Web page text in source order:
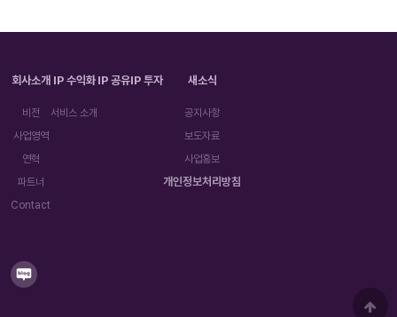
회사소개
비전
사업영역
연혁
파트너
Contact
IP 수익화
서비스 소개
IP 공유IP 투자 새소식
공지사항
보도자료
사업홍보
개인정보처리방침